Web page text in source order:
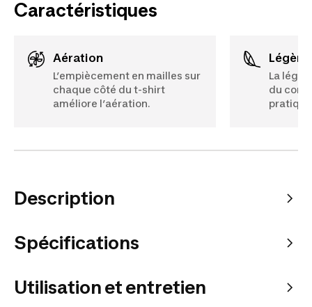
Caractéristiques
Aération
L’empiècement en mailles sur
chaque côté du t-shirt
améliore l’aération.
La
du
Description
Spécifications
Utilisation et entretien